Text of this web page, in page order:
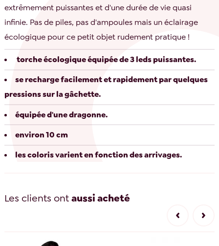
extrêmement puissantes et d'une durée de vie quasi
infinie. Pas de piles, pas d'ampoules mais un éclairage
écologique pour ce petit objet rudement pratique !
torche écologique équipée de 3 leds puissantes.
se recharge facilement et rapidement par quelques
pressions sur la gâchette.
équipée d'une dragonne.
environ 10 cm
les coloris varient en fonction des arrivages.
Les clients ontaussi acheté